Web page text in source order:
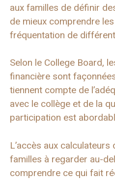
aux familles de définir
de mieux comprendre
fréquentation de
Selon le College Board,
financière sont
tiennent compte de
avec le collège et de la
participation est
L’accès aux
familles à regarder au-
comprendre ce qui fait